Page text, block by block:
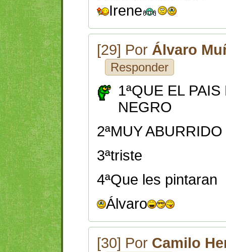
Irene
[29] Por Álvaro
Responder
1ªQUE EL
NEGRO
2ªMUY
3ªtriste
4ªQue les pintaran
Álvaro
[30] Por Camilo